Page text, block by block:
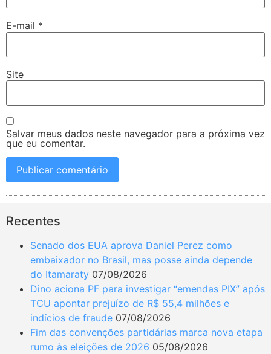
E-mail *
Site
Salvar meus dados neste navegador para a próxima vez
que eu comentar.
Recentes
Senado dos EUA aprova Daniel Perez como
embaixador no Brasil, mas posse ainda depende
do Itamaraty 07/08/2026
Dino aciona PF para investigar “emendas PIX” após
TCU apontar prejuízo de R$ 55,4 milhões e
indícios de fraude 07/08/2026
Fim das convenções partidárias marca nova etapa
rumo às eleições de 2026 05/08/2026